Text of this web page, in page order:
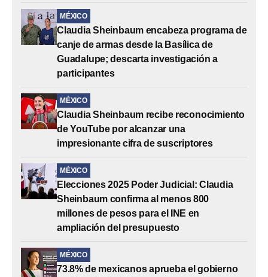
MÉXICO
Claudia Sheinbaum encabeza programa de
canje de armas desde la Basílica de
Guadalupe; descarta investigación a
participantes
MÉXICO
Claudia Sheinbaum recibe reconocimiento
de YouTube por alcanzar una
impresionante cifra de suscriptores
MÉXICO
Elecciones 2025 Poder Judicial: Claudia
Sheinbaum confirma al menos 800
millones de pesos para el INE en
ampliación del presupuesto
MÉXICO
73.8% de mexicanos aprueba el gobierno